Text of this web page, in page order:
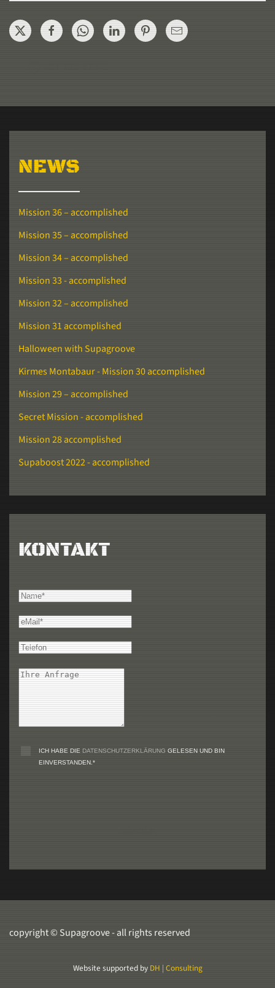
NEWS
Mission 36 – accomplished
Mission 35 – accomplished
Mission 34 – accomplished
Mission 33 - accomplished
Mission 32 – accomplished
Mission 31 accomplished
Halloween with Supagroove
Kirmes Montabaur - Mission 30 accomplished
Mission 29 – accomplished
Secret Mission - accomplished
Mission 28 accomplished
Supaboost 2022 - accomplished
KONTAKT
ICH HABE DIE DATENSCHUTZERKLÄRUNG GELESEN UND BIN
EINVERSTANDEN.*
copyright © Supagroove - all rights reserved
Website supported by DH | Consulting